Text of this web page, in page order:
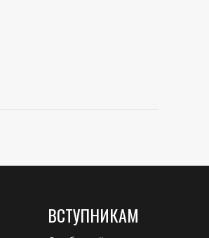
ВСТУПНИКАМ